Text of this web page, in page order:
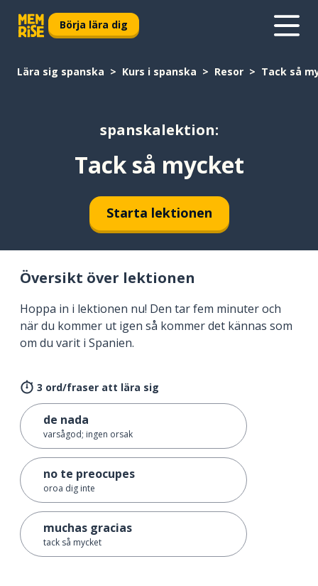
Börja lära dig
Lära sig spanska Kurs i spanska Resor Tack så
spanskalektion:
Tack så mycket
Starta lektionen
Översikt över lektionen
Hoppa in i lektionen nu! Den tar fem minuter och
när du kommer ut igen så kommer det kännas som
om du varit i Spanien.
3 ord/fraser att lära sig
de nada
varsågod; ingen orsak
no te preocupes
oroa dig inte
muchas gracias
tack så mycket